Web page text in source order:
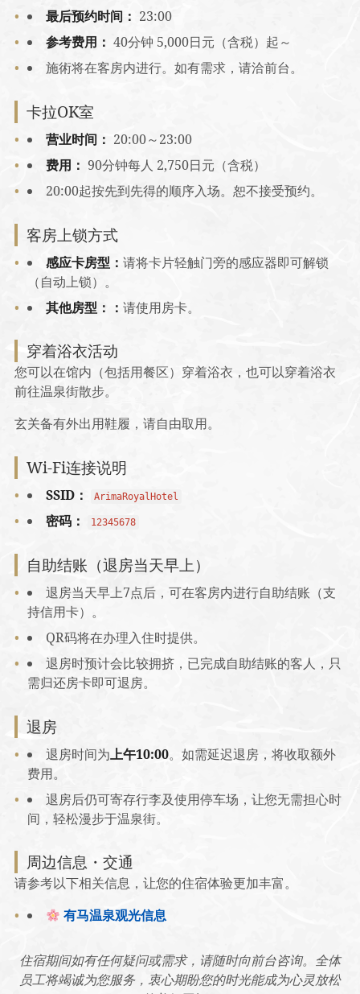
最后预约时间： 23:00
参考费用： 40分钟 5,000日元（含税）起～
施術将在客房内进行。如有需求，请洽前台。
卡拉OK室
营业时间： 20:00～23:00
费用： 90分钟每人 2,750日元（含税）
20:00起按先到先得的顺序入场。恕不接受预约。
客房上锁方式
感应卡房型： 请将卡片轻触门旁的感应器即可解锁
（自动上锁）。
其他房型：： 请使用房卡。
穿着浴衣活动
您可以在馆内（包括用餐区）穿着浴衣，也可以穿着浴衣
前往温泉街散步。
玄关备有外出用鞋履，请自由取用。
Wi-Fi连接说明
SSID： ArimaRoyalHotel
密码： 12345678
自助结账（退房当天早上）
退房当天早上7点后，可在客房内进行自助结账（支
持信用卡）。
QR码将在办理入住时提供。
退房时预计会比较拥挤，已完成自助结账的客人，只
需归还房卡即可退房。
退房
退房时间为上午10:00。如需延迟退房，将收取额外
费用。
退房后仍可寄存行李及使用停车场，让您无需担心时
间，轻松漫步于温泉街。
周边信息・交通
请参考以下相关信息，让您的住宿体验更加丰富。
有马温泉观光信息
住宿期间如有任何疑问或需求，请随时向前台咨询。全体
员工将竭诚为您服务，衷心期盼您的时光能成为心灵放松